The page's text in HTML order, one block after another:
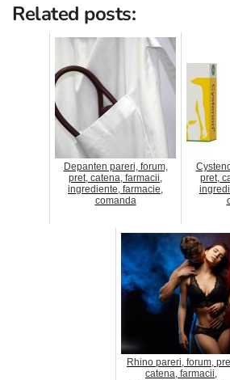
Related posts:
Depanten pareri, forum,
pret, catena, farmacii,
ingrediente, farmacie,
comanda
pret,
Rhino pareri, forum,
catena, farmacii,